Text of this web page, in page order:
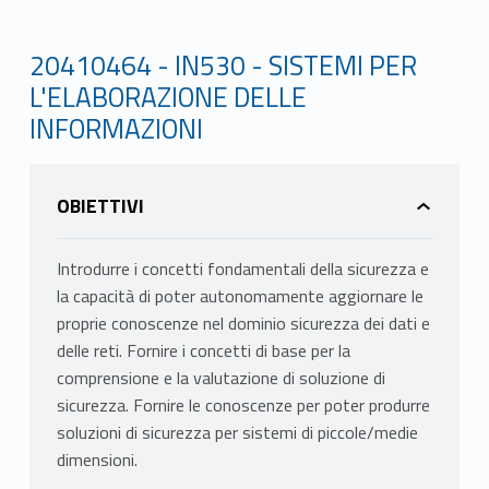
20410464 - IN530 - SISTEMI PER
L'ELABORAZIONE DELLE
INFORMAZIONI
OBIETTIVI
Introdurre i concetti fondamentali della sicurezza e
la capacità di poter autonomamente aggiornare le
proprie conoscenze nel dominio sicurezza dei dati e
delle reti. Fornire i concetti di base per la
comprensione e la valutazione di soluzione di
sicurezza. Fornire le conoscenze per poter produrre
soluzioni di sicurezza per sistemi di piccole/medie
dimensioni.